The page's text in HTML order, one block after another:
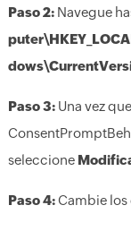
Paso 2:Navegue
Paso 3:Una vez
seleccione
Paso 4:Cambie los